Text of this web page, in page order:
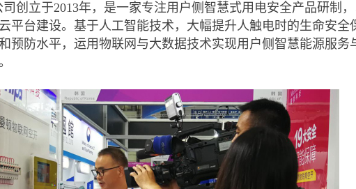
创立于2013年，是一家专注用户侧智慧式用电安全产品研制
平台建设。基于人工智能技术，大幅提升人触电时的生命安全
预防水平，运用物联网与大数据技术实现用户侧智慧能源服务